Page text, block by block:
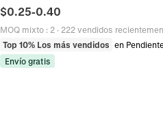
$0.25-0.40
MOQ mixto : 2 · 222 vendidos
Top 10% Los más vendidos en
Envío gratis